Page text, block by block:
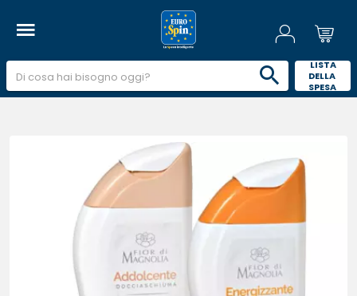
LISTA
DELLA
SPESA